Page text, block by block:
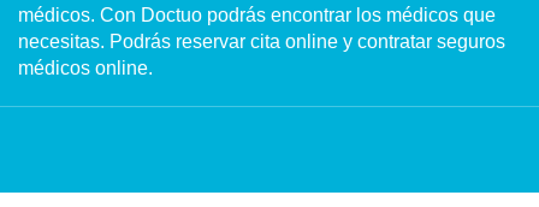
médicos. Con Doctuo podrás encontrar los médicos que
necesitas. Podrás reservar cita online y contratar seguros
médicos online.